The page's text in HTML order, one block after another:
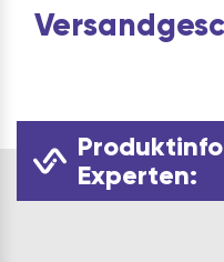
Experten: